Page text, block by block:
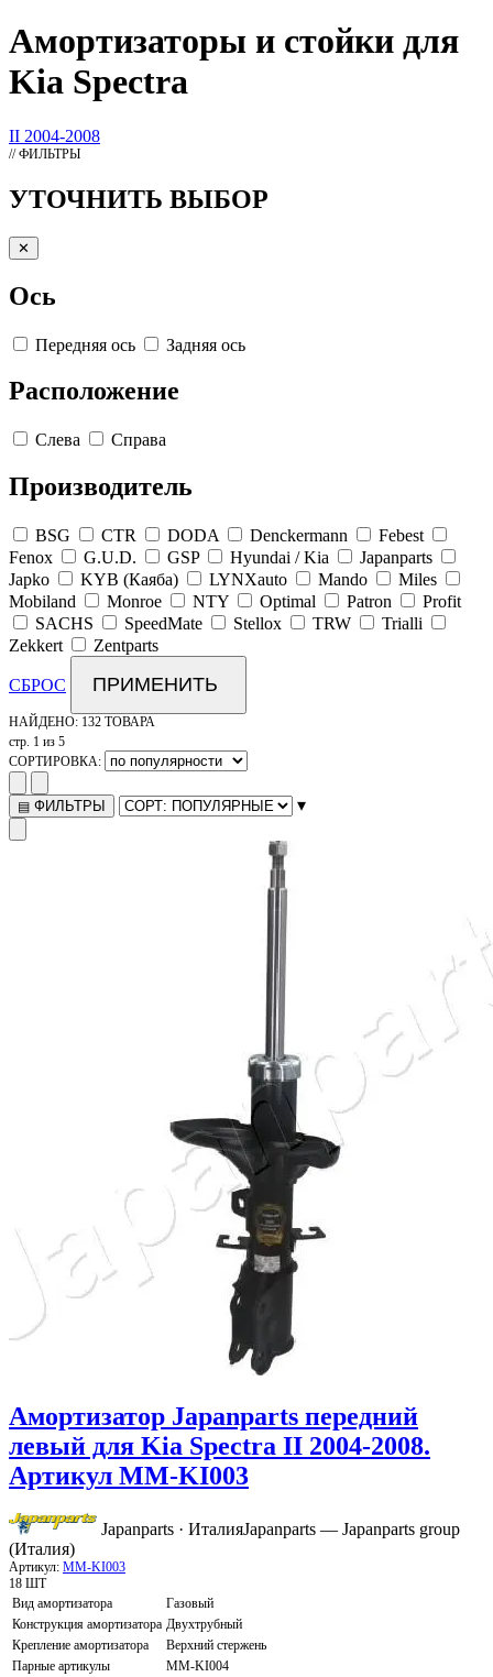
Амортизаторы и стойки для
Kia Spectra
II 2004-2008
// ФИЛЬТРЫ
УТОЧНИТЬ ВЫБОР
✕
Ось
Передняя ось Задняя ось
Расположение
Слева Справа
Производитель
BSG CTR DODA Denckermann
Febest
Fenox
G.U.D. GSP Hyundai / Kia
Japanparts
Japko
KYB (Каяба) LYNXauto Mando
Miles
Mobiland
Monroe NTY Optimal Patron
Profit
SACHS
SpeedMate Stellox TRW
Trialli
Zekkert
Zentparts
СБРОС ПРИМЕНИТЬ
НАЙДЕНО: 132 ТОВАРА
стр. 1 из 5
СОРТИРОВКА:
▤ ФИЛЬТРЫ ▾
Амортизатор Japanparts передний
левый для Kia Spectra II 2004-2008.
Артикул MM-KI003
Japanparts · ИталияJapanparts — Japanparts group
(Италия)
Артикул: MM-KI003
18 ШТ
Вид амортизатора
Газовый
Конструкция амортизатора Двухтрубный
Крепление амортизатора
Верхний стержень
Парные артикулы
MM-KI004